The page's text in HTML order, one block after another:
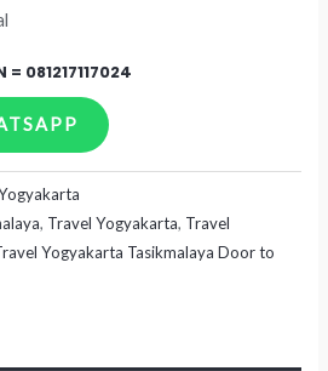
= 081217117024
, Travel Yogyakarta, Travel
Yogyakarta Tasikmalaya Door to